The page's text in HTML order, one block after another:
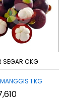
SEGAR CKG
1 KG